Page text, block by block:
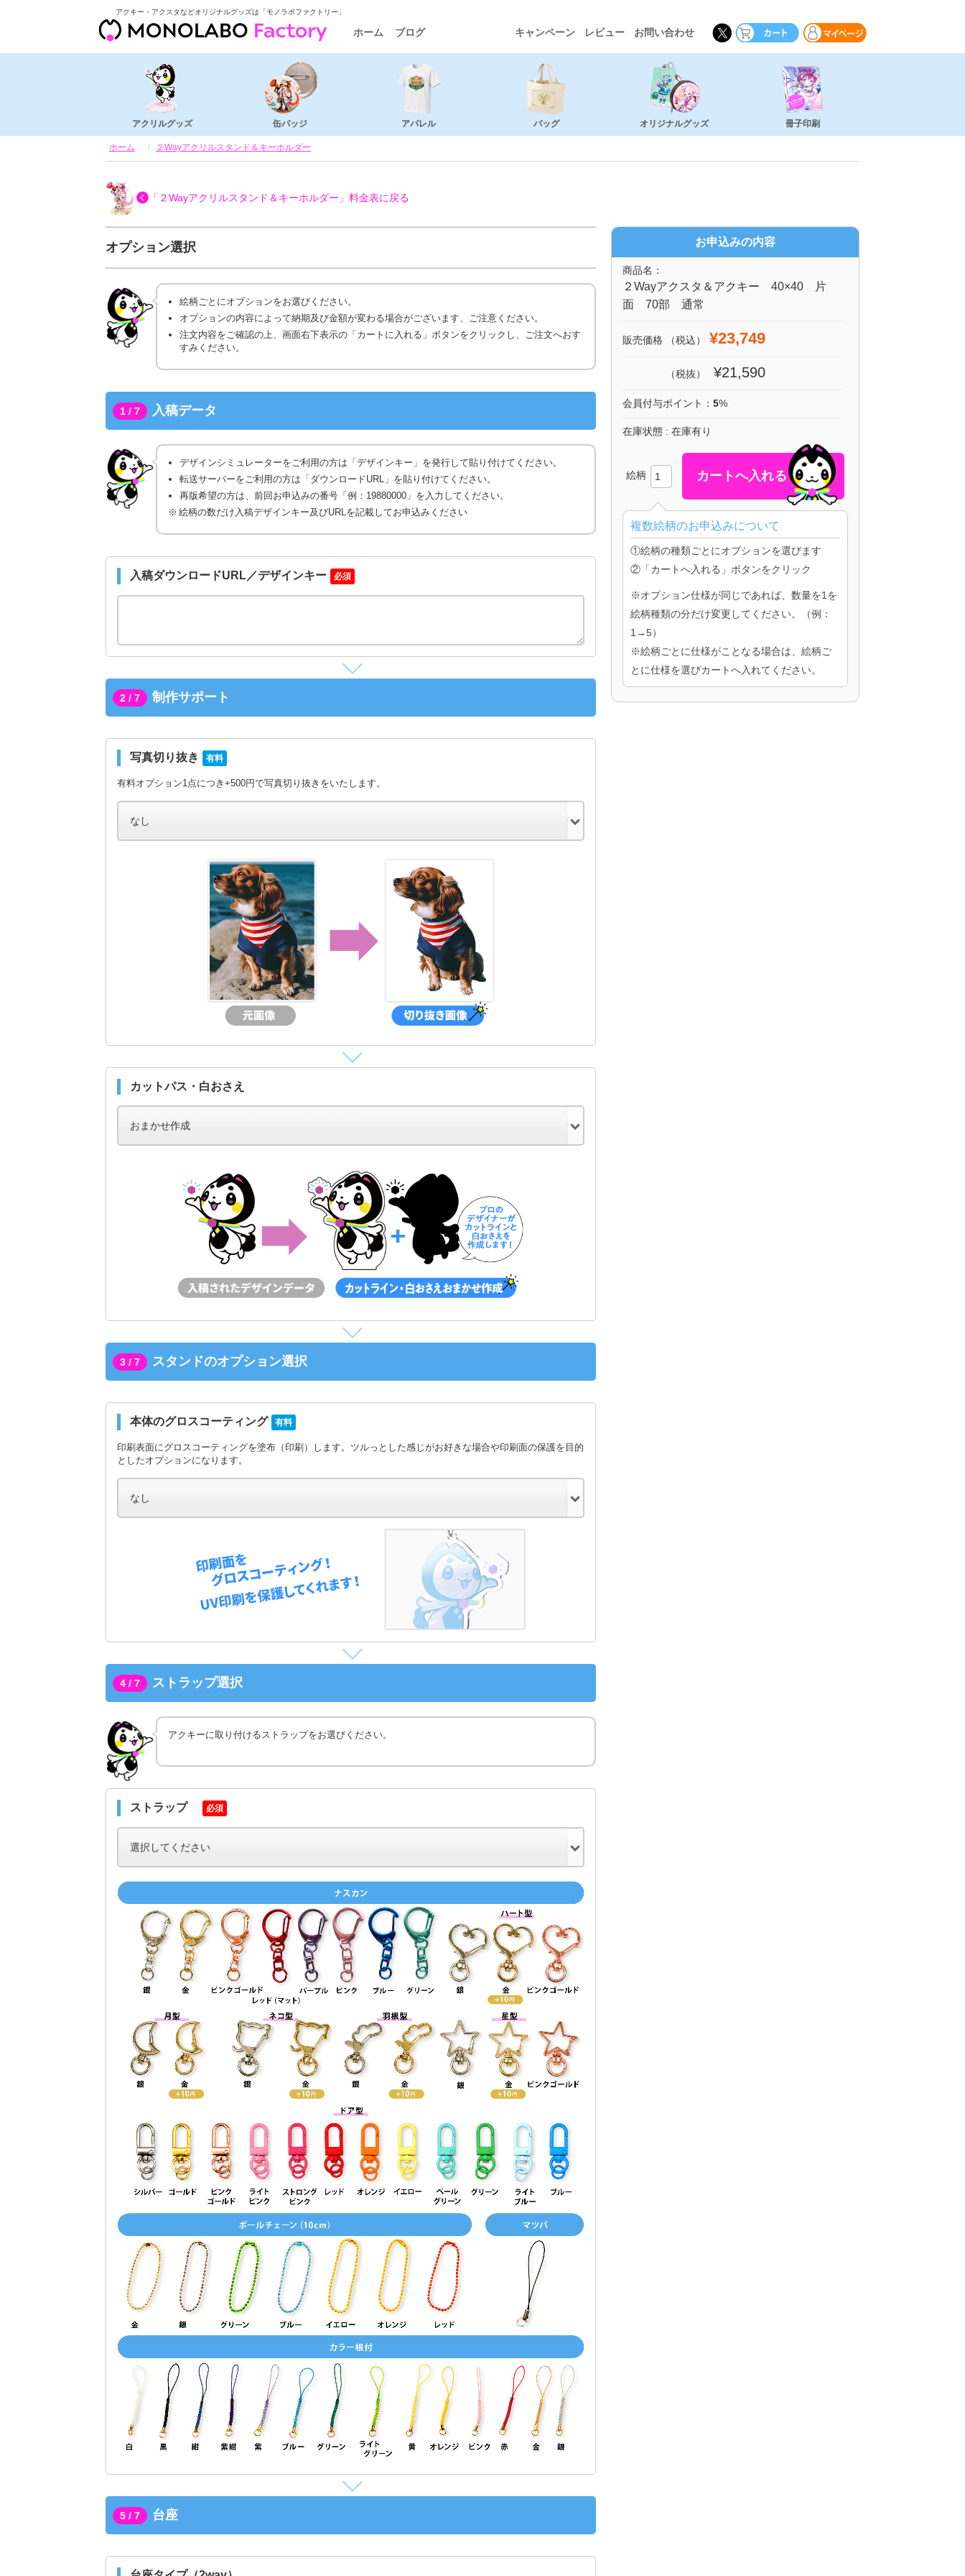
アクキー・アクスタなどオリジナルグッズは「モノラボファクトリー」
ホーム ブログ キャンペーン レビュー お問い合わせ
アクリルグッズ 缶バッジ アパレル バッグ オリジナルグッズ 冊子印刷
ホーム ２Wayアクリルスタンド＆キーホルダー
「２Wayアクリルスタンド＆キーホルダー」 料金表に戻る
オプション選択
絵柄ごとにオプションをお選びください。
オプションの内容によって納期及び金額が変わる場合がございます、ご注意ください。
注文内容をご確認の上、画面右下表示の「カートに入れる」ボタンをクリックし、ご注文へおす
すみください。
1 / 7 入稿データ
デザインシミュレーターをご利用の方は「デザインキー」を発行して貼り付けてください。
転送サーバーをご利用の方は「ダウンロードURL」を貼り付けてください。
再版希望の方は、前回お申込みの番号「例：19880000」を入力してください。
絵柄の数だけ入稿デザインキー及びURLを記載してお申込みください
入稿ダウンロードURL／デザインキー 必須
2 / 7 制作サポート
写真切り抜き 有料
有料オプション1点につき+500円で写真切り抜きをいたします。
カットパス・白おさえ
3 / 7 スタンドのオプション選択
本体のグロスコーティング 有料
印刷表面にグロスコーティングを塗布（印刷）します。ツルっとした感じがお好きな場合や印刷面の保護を目的
としたオプションになります。
4 / 7 ストラップ選択
アクキーに取り付けるストラップをお選びください。
ストラップ 必須
5 / 7 台座
お申込みの内容
商品名：
２Wayアクスタ＆アクキー 40×40 片
面 70部 通常
販売価格 （税込） ¥23,749
（税抜） ¥21,590
会員付与ポイント： 5%
在庫状態 : 在庫有り
絵柄
複数絵柄のお申込みについて
①絵柄の種類ごとにオプションを選びます
②「カートへ入れる」ボタンをクリック
※オプション仕様が同じであれば、数量を1を
絵柄種類の分だけ変更してください。（例：
1→5）
※絵柄ごとに仕様がことなる場合は、絵柄ご
とに仕様を選びカートへ入れてください。